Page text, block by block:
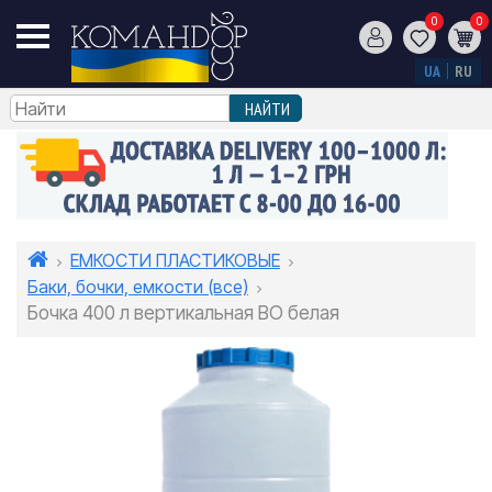
0 0
UA RU
ЕМКОСТИ ПЛАСТИКОВЫЕ
Баки, бочки, емкости (все)
Бочка 400 л вертикальная ВО белая